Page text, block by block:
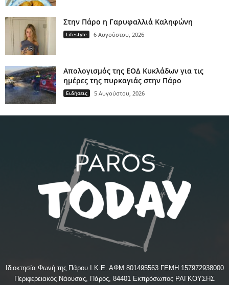
Στην Πάρο η Γαρυφαλλιά Καληφώνη
Lifestyle 6 Αυγούστου, 2026
Απολογισμός της ΕΟΔ Κυκλάδων για τις
ημέρες της πυρκαγιάς στην Πάρο
Ειδήσεις 5 Αυγούστου, 2026
Ιδιοκτησία Φωνή της Πάρου Ι.Κ.Ε. ΑΦΜ 801495563 ΓΕΜΗ 157972938000
Περιφερειακός Νάουσας, Πάρος, 84401 Εκπρόσωπος ΡΑΓΚΟΥΣΗΣ